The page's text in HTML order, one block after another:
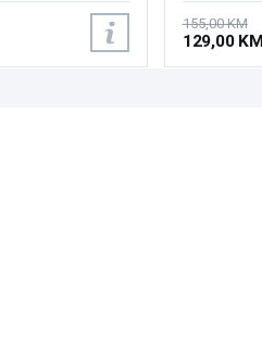
Power FEM, 1×
4× Gigabit
⎓ 2 A, CE, RoHS
Compatible
standards,
155,00 KM
129,00 KM